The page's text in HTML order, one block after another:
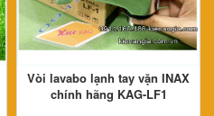
Vòi lavabo lạnh tay vặn INAX
chính hãng KAG-LF1